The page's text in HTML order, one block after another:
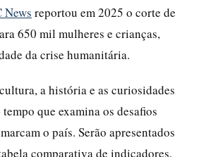
News reportou em 2025 o corte de
650 mil mulheres e crianças,
da crise humanitária.
a história e as curiosidades
que examina os desafios
o país. Serão apresentados
comparativa de indicadores,